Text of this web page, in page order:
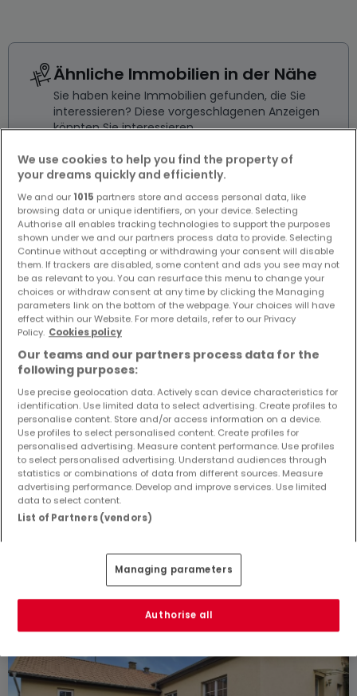
Ähnliche Immobilien in der Nähe
Sie haben keine Immobilien gefunden, die Sie
interessieren? Diese vorgeschlagenen Anzeigen
könnten Sie interessieren.
Einfamilienhaus 6 Zimmer zum Kauf in Baustert
325.000 €
178 m² 6 4
We use cookies to help you find the property of
your dreams quickly and efficiently.
We and our 1015 partners store and access personal data, like
browsing data or unique identifiers, on your device. Selecting
Authorise all enables tracking technologies to support the purposes
shown under we and our partners process data to provide. Selecting
Continue without accepting or withdrawing your consent will disable
them. If trackers are disabled, some content and ads you see may not
be as relevant to you. You can resurface this menu to change your
choices or withdraw consent at any time by clicking the Managing
parameters link on the bottom of the webpage. Your choices will have
effect within our Website. For more details, refer to our Privacy
Policy. Cookies policy
Our teams and our partners process data for the
following purposes:
Use precise geolocation data. Actively scan device characteristics for
identification. Use limited data to select advertising. Create profiles to
personalise content. Store and/or access information on a device.
Use profiles to select personalised content. Create profiles for
personalised advertising. Measure content performance. Use profiles
to select personalised advertising. Understand audiences through
statistics or combinations of data from different sources. Measure
advertising performance. Develop and improve services. Use limited
data to select content.
List of Partners (vendors)
Managing parameters
Authorise all